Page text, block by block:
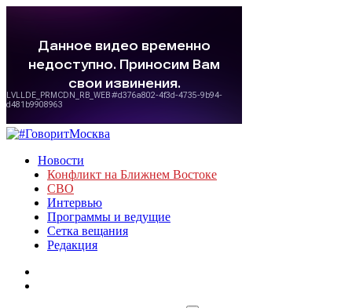
Новости
Конфликт на Ближнем Востоке
СВО
Интервью
Программы и ведущие
Сетка вещания
Редакция